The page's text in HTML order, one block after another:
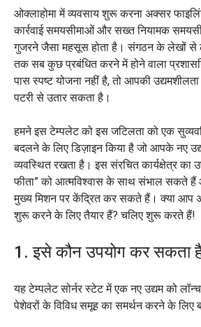
ओक्लाहोमा में व्यवसाय शुरू करना अक्सर
कार्रवाई समयसीमाओं और सख्त नियामक
गुजरने जैसा महसूस होता है। संगठन के लेखों से
तक सब कुछ प्रबंधित करने में होने वाला
पास स्पष्ट योजना नहीं है, तो आपकी
पटरी से उतार सकता है।
हमने इस टेम्पलेट को इस जटिलता को एक
बदलने के लिए डिज़ाइन किया है जो आपके नए
व्यवस्थित रखता है। इस संरचित कार्यक्षेत्र
फीता” को आत्मविश्वास के साथ संभाल सकते हैं
मुख्य मिशन पर केंद्रित कर सकते हैं। क्या आप
शुरू करने के लिए तैयार हैं? चलिए शुरू करते हैं!
1. इसे कौन उपयोग कर सकता
यह टेम्पलेट सोर्नर स्टेट में एक नए उद्यम को
पेशेवरों के विविध समूह का समर्थन करने के लिए